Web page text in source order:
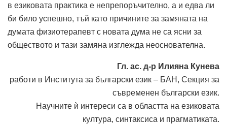
в езиковата практика е непрепоръчително, а и едва ли
би било успешно, тъй като причините за замяната на
думата физиотерапевт с новата дума не са ясни за
обществото и тази замяна изглежда неоснователна.
Гл. ас. д-р Илияна Кунева
работи в Института за български език – БАН, Секция за
съвременен български език.
Научните ѝ интереси са в областта на езиковата
култура, синтаксиса и прагматиката.